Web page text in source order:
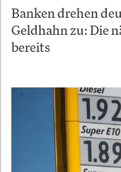
Banken drehen
Geldhahn zu: Die
bereits